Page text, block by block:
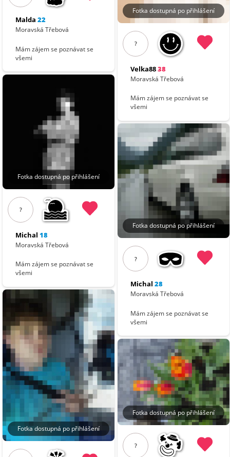
Malda 22
Moravská Třebová
Mám zájem se poznávat se
všemi
Fotka dostupná po přihlášení
?
Michal 18
Moravská Třebová
Mám zájem se poznávat se
všemi
Fotka dostupná po přihlášení
Fotka dostupná po přihlášení
?
Velka8838
Moravská Třebová
Mám zájem se poznávat se
všemi
Fotka dostupná po přihlášení
?
Michal 28
Moravská Třebová
Mám zájem se poznávat se
všemi
Fotka dostupná po přihlášení
?